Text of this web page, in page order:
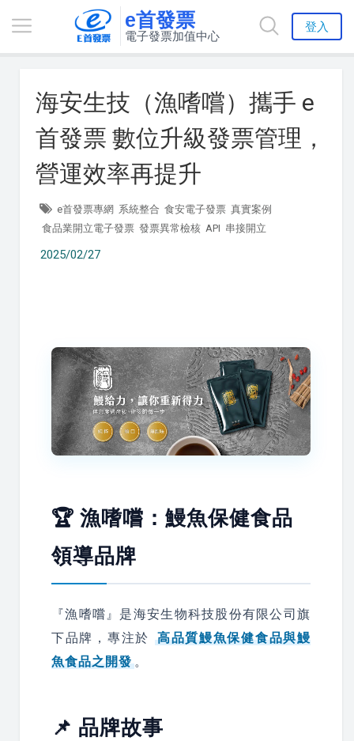
e首發票
電子發票加值中心
登入
海安生技（漁嗜嚐）攜手 e
首發票 數位升級發票管理，
營運效率再提升
e首發票專網 系統整合 食安電子發票 真實案例
食品業開立電子發票 發票異常檢核 API 串接開立
2025/02/27
🏆 漁嗜嚐：鰻魚保健食品
領導品牌
『漁嗜嚐』是海安生物科技股份有限公司旗
下品牌，專注於 高品質鰻魚保健食品與鰻
魚食品之開發。
📌 品牌故事